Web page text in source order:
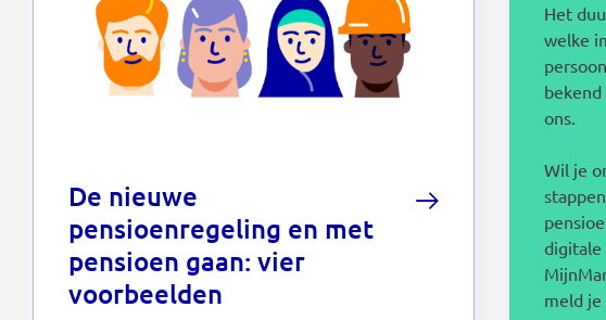
De nieuwe
pensioenregeling en met
pensioen gaan: vier
voorbeelden
Het
welke
ons.
Wil je
digitale
meld je